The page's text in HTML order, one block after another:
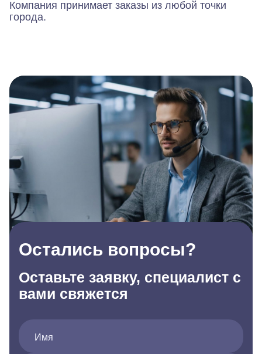
Компания принимает заказы из любой точки
города.
Остались вопросы?
Оставьте заявку, специалист с
вами свяжется
Имя